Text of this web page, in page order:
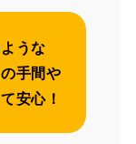
うな
手間や
安心！